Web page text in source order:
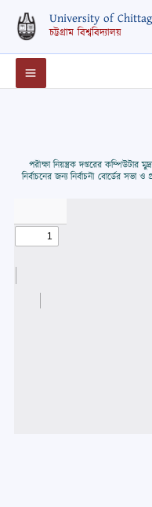
content
University of
চট্টগ্রাম বিশ্ববিদ্যালয়
পরীক্ষা নিয়ন্ত্রক দপ্তরের কম্পিউটার
নির্বাচনের জন্য নির্বাচনী বোর্ডের সভা ও